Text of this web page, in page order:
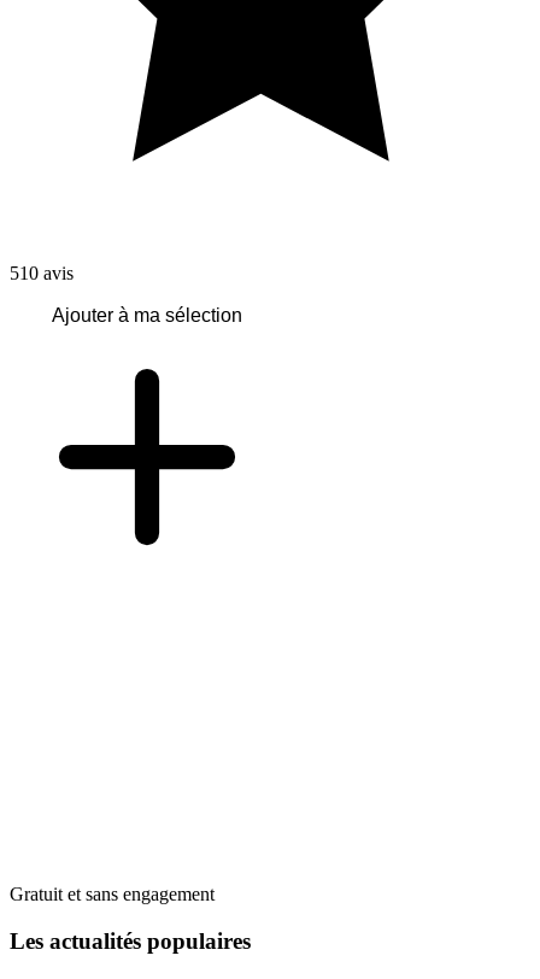
510 avis
Ajouter à ma sélection
Gratuit et sans engagement
Les actualités populaires